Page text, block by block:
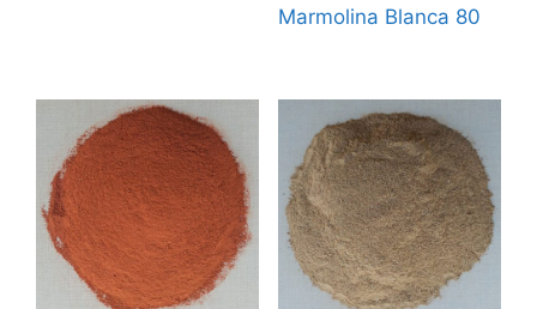
Marmolina Blanca 80